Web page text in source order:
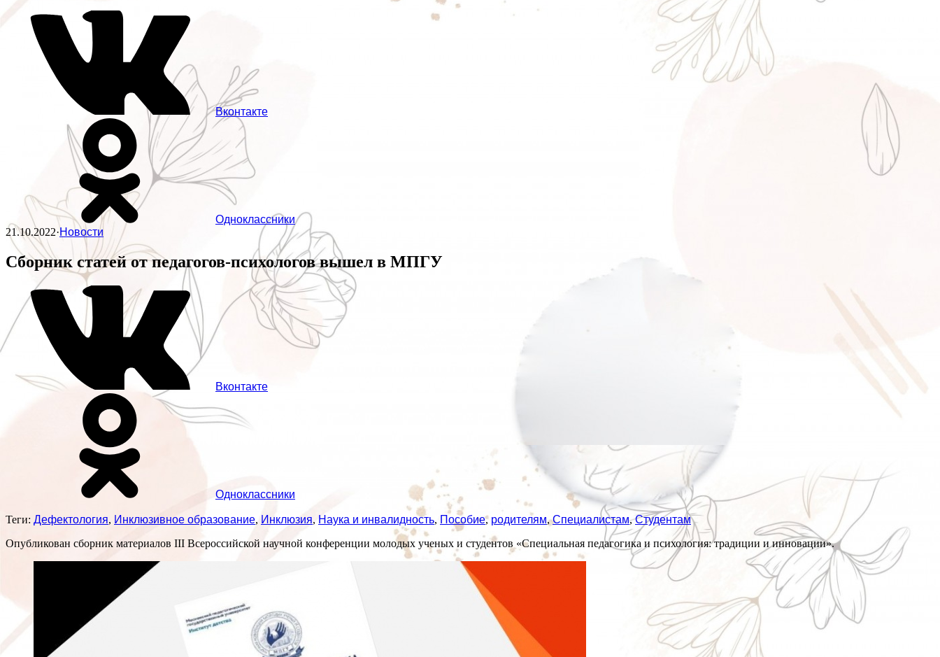
Вконтакте
Одноклассники
21.10.2022·Новости
Сборник статей от педагогов-психологов вышел в МПГУ
Вконтакте
Одноклассники
Теги: Дефектология, Инклюзивное образование, Инклюзия, Наука и инвалидность, Пособие, родителям,Специалистам,Студентам
Опубликован сборник материалов III Всероссийской научной конференции молодых ученых и студентов «Специальная педагогика и психология: традиции и инновации».